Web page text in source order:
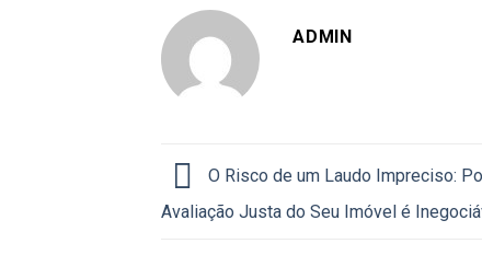
ADMIN
O Risco de um Laudo Impreciso:
Avaliação Justa do Seu Imóvel é